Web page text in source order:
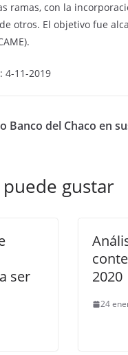
ramas, con la
otros. El objetivo fue
4-11-2019
Banco del Chaco en
gustar
ser
2020
24